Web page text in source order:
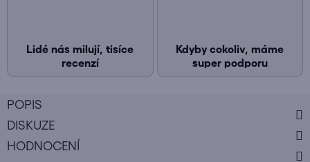
Lidé nás milují, tisíce
recenzí
Kdyby cokoliv, máme
super podporu
POPIS
DISKUZE
HODNOCENÍ